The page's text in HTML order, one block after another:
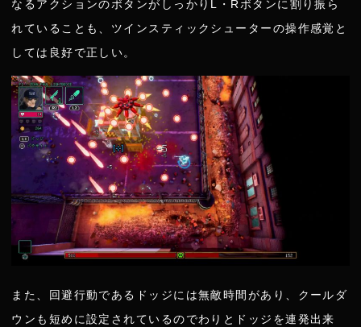
なるアクションのボタンがしっかりL・Rボタンに割り振ら
れていることも、ツインスティックシューターの操作感覚と
しては良好で正しい。
また、回避行動であるドッジには無敵時間があり、クールダ
ウンも短めに設定されているのでわりとドッジを連発出来